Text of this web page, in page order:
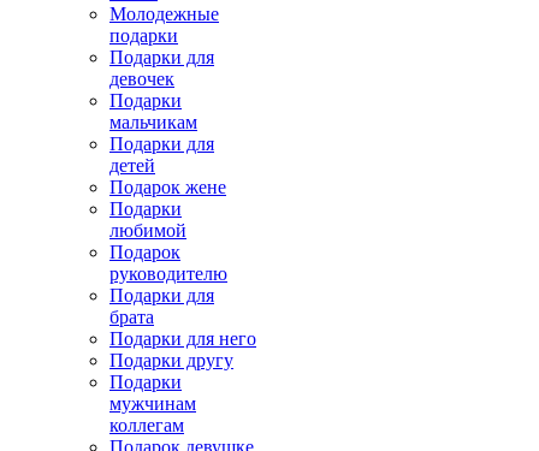
Молодежные
подарки
Подарки для
девочек
Подарки
мальчикам
Подарки для
детей
Подарок жене
Подарки
любимой
Подарок
руководителю
Подарки для
брата
Подарки для него
Подарки другу
Подарки
мужчинам
коллегам
Подарок девушке